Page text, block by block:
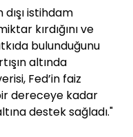
istihdam
kırdığını ve
bulunduğunu
altında
Fed’in faiz
dereceye kadar
destek sağladı."